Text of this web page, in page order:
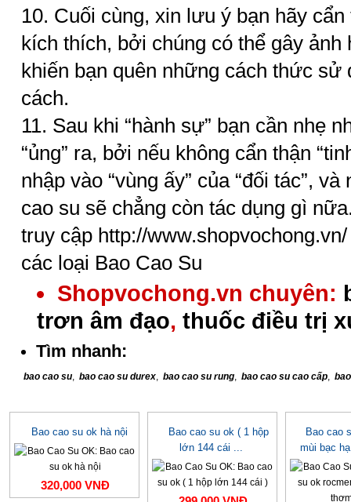
10. Cuối cùng, xin lưu ý bạn hãy
kích thích, bởi chúng có thể gây
khiến bạn quên những cách thức sử
cách.
11. Sau khi “hành sự” bạn cần nhẹ
“ủng” ra, bởi nếu không cẩn thận
nhập vào “vùng ấy” của “đối tác”,
cao su sẽ chẳng còn tác dụng gì
truy cập http://
các loại Bao Cao Su
Shopvochong.vn chuyên:
trơn âm đạo, thuốc điều trị
Tìm nhanh:
bao cao su, bao cao su durex, bao cao su rung, bao cao su cao cấp,
Bao cao su ok hà nội
320,000 VNĐ
Bao cao su ok ( 1 hộp
lớn 144 cái ...
Bao cao
mùi bạc